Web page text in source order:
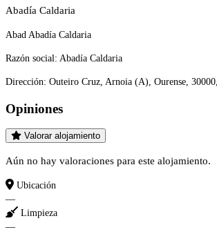
Abadía Caldaria
Abad Abadía Caldaria
Razón social: Abadía Caldaria
Dirección: Outeiro Cruz, Arnoia (A), Ourense,
Opiniones
Valorar alojamiento
Aún no hay valoraciones para este alojamiento.
Ubicación
—
Limpieza
—